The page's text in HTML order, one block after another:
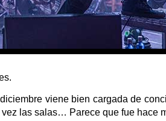
viene bien cargada de
vez las salas… Parece que fue hace